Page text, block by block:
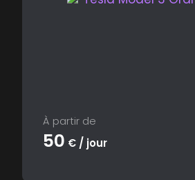
À partir de
50 € / jour